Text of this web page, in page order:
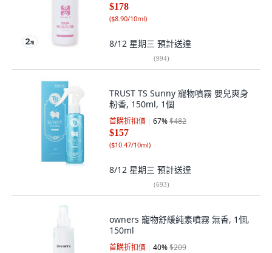
$178
($8.90/10ml)
8/12 星期三 預計送達
(994)
TRUST TS Sunny 寵物噴霧 嬰兒爽身
粉香, 150ml, 1個
首購折扣價 67%$482
$157
($10.47/10ml)
8/12 星期三 預計送達
(693)
owners 寵物舒緩純素噴霧 無香, 1個,
150ml
首購折扣價 40%$209